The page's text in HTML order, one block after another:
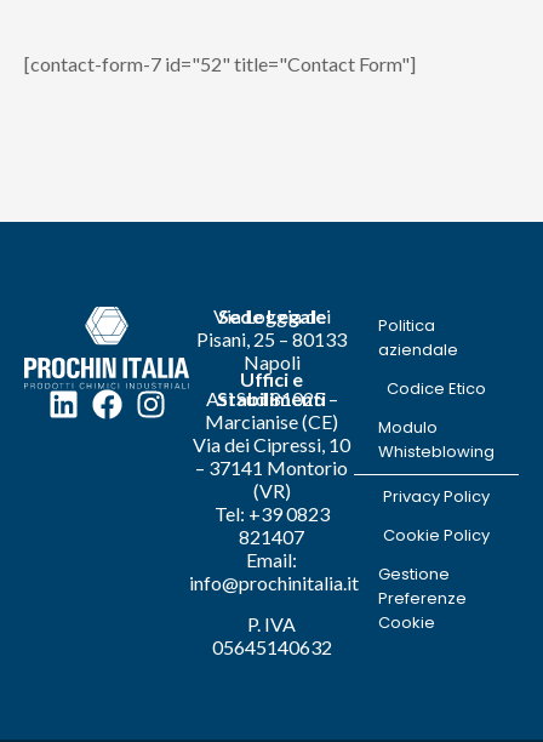
[contact-form-7 id="52" title="Contact Form"]
Sede Legale
Via Loggia dei
Pisani, 25 – 80133
Napoli
Uffici e
Stabilimenti
Asi Sud 81025 –
Marcianise (CE)
Via dei Cipressi, 10
– 37141 Montorio
(VR)
Tel: +39 0823
821407
Email:
info@prochinitalia.it
P. IVA
05645140632
Politica
aziendale
Codice Etico
Modulo
Whisteblowing
Privacy Policy
Cookie Policy
Gestione
Preferenze
Cookie